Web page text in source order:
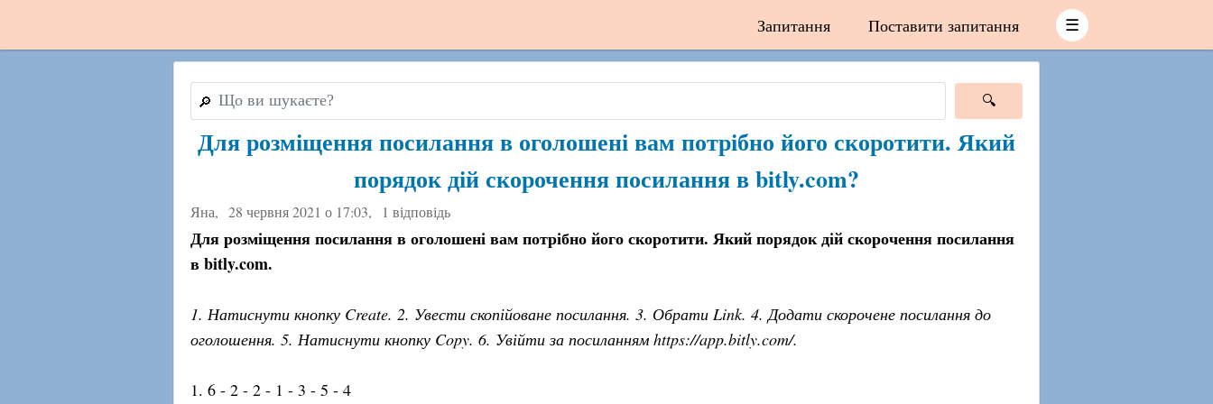
Запитання Поставити запитання ☰
🔎
Для розміщення посилання в оголошені вам потрібно його скоротити. Який
порядок дій скорочення посилання в bitly.com?
Яна, 28 червня 2021 о 17:03, 1 відповідь
Для розміщення посилання в оголошені вам потрібно його скоротити. Який порядок дій скорочення посилання
в bitly.com.
1. Натиснути кнопку Create. 2. Увести скопійоване посилання. 3. Обрати Link. 4. Додати скорочене посилання до
оголошення. 5. Натиснути кнопку Copy. 6. Увійти за посиланням https://app.bitly.com/.
1. 6 - 2 - 2 - 1 - 3 - 5 - 4